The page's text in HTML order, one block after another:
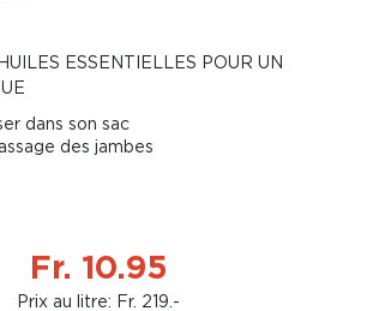
ESSENTIELLES POUR UN
dans son sac
des jambes
Fr. 10.95
Prix au litre: Fr. 219.-